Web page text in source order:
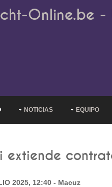
Online.be -
NOTICIAS EQUIPO
extiende
2025, 12:40 - Macuz